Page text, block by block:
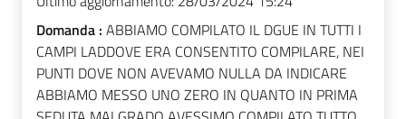
Domanda : ABBIAMO COMPILATO IL DGUE IN TUTTI I
CAMPI LADDOVE ERA CONSENTITO COMPILARE, NEI
PUNTI DOVE NON AVEVAMO NULLA DA INDICARE
ABBIAMO MESSO UNO ZERO IN QUANTO IN PRIMA